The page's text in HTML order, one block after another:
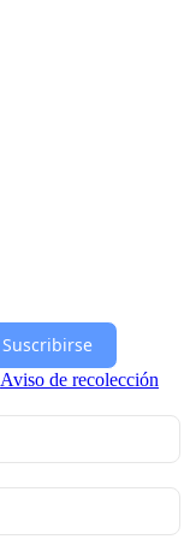
Suscribirse
Aviso de recolección